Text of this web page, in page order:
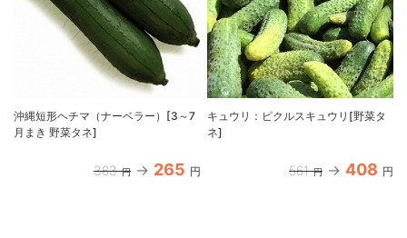
沖縄短形ヘチマ（ナーベラー）[3～7
月まき 野菜タネ]
363 円 265 円
キュウリ：ピクルスキュウリ[野菜タ
ネ]
561 円 408 円